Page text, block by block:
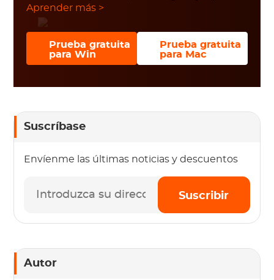
Aprender más >
Prueba gratuita
para Win
Prueba gratuita
para Mac
Suscríbase
Envíenme las últimas noticias y descuentos
Suscribir
Autor